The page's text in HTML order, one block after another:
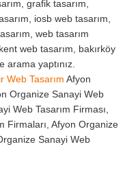
grafik tasarım,
iosb web tasarım,
web tasarım
web tasarım, bakırköy
yaptınız.
Web Tasarım Afyon
Organize Sanayi Web
Web Tasarım Firması,
Firmaları, Afyon Organize
Sanayi Web